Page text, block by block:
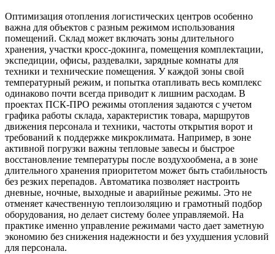
Оптимизация отопления логистических центров особенно
важна для объектов с разным режимом использования
помещений. Склад может включать зоны длительного
хранения, участки кросс-докинга, помещения комплектации,
экспедиции, офисы, раздевалки, зарядные комнаты для
техники и технические помещения. У каждой зоны свой
температурный режим, и попытка отапливать весь комплекс
одинаково почти всегда приводит к лишним расходам. В
проектах ПСК-ПРО режимы отопления задаются с учетом
графика работы склада, характеристик товара, маршрутов
движения персонала и техники, частоты открытия ворот и
требований к поддержке микроклимата. Например, в зоне
активной погрузки важны тепловые завесы и быстрое
восстановление температуры после воздухообмена, а в зоне
длительного хранения приоритетом может быть стабильность
без резких перепадов. Автоматика позволяет настроить
дневные, ночные, выходные и аварийные режимы. Это не
отменяет качественную теплоизоляцию и грамотный подбор
оборудования, но делает систему более управляемой. На
практике именно управление режимами часто дает заметную
экономию без снижения надежности и без ухудшения условий
для персонала.